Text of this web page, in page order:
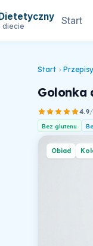
diecie Start
Start › Przepisy
Golonka
4.9
Bez glutenu
Obiad